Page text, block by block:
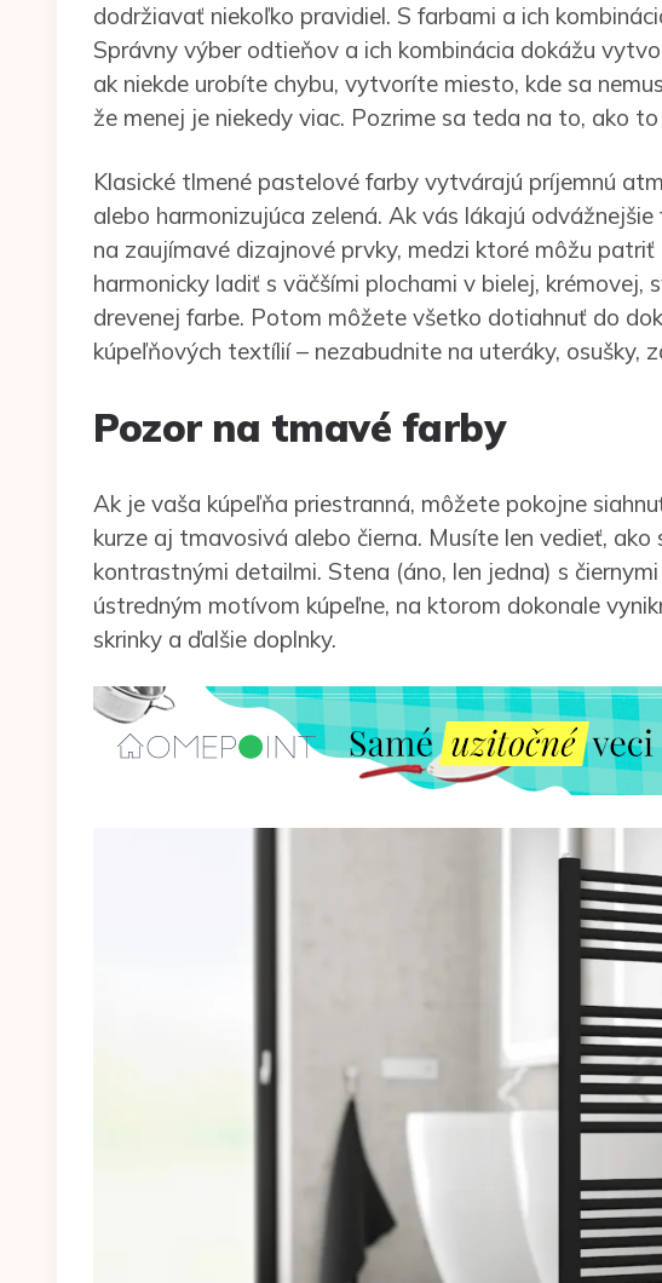
dodržiavať niekoľko pravidiel. S farbami a ich
Správny výber odtieňov a ich kombinácia dokážu
ak niekde urobíte chybu, vytvoríte miesto, kde sa
že menej je niekedy viac. Pozrime sa teda na to, ako
Klasické tlmené pastelové farby vytvárajú príjemnú
alebo harmonizujúca zelená. Ak vás lákajú
na zaujímavé dizajnové prvky, medzi ktoré môžu patriť
harmonicky ladiť s väčšími plochami v bielej, krémovej,
drevenej farbe. Potom môžete všetko dotiahnuť do
kúpeľňových textílií – nezabudnite na uteráky, osušky,
Pozor na tmavé farby
Ak je vaša kúpeľňa priestranná, môžete pokojne
kurze aj tmavosivá alebo čierna. Musíte len vedieť,
kontrastnými detailmi. Stena (áno, len jedna) s
ústredným motívom kúpeľne, na ktorom dokonale
skrinky a ďalšie doplnky.